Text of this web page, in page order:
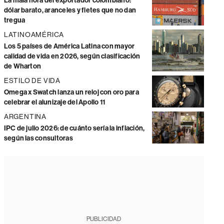
dólar barato, aranceles y fletes que no dan
tregua
LATINOAMÉRICA
Los 5 países de América Latina con mayor
calidad de vida en 2026, según clasificación
de Wharton
ESTILO DE VIDA
Omega x Swatch lanza un reloj con oro para
celebrar el alunizaje del Apollo 11
ARGENTINA
IPC de julio 2026: de cuánto sería la inflación,
según las consultoras
PUBLICIDAD